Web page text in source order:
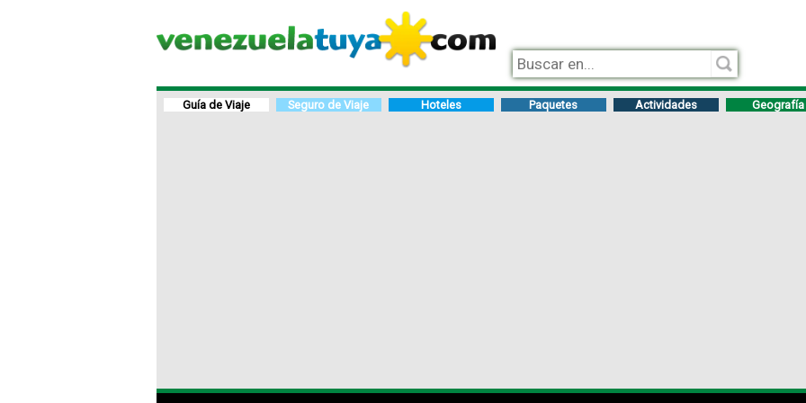
Guía de Viaje Seguro de Viaje Hoteles Paquetes Actividades Geografía